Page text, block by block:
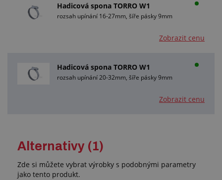
Hadicová spona TORRO W1
rozsah upínání 16-27mm, šíře pásky 9mm
Zobrazit cenu
Hadicová spona TORRO W1
rozsah upínání 20-32mm, šíře pásky 9mm
Zobrazit cenu
Alternativy (1)
Zde si můžete vybrat výrobky s podobnými parametry
jako tento produkt.